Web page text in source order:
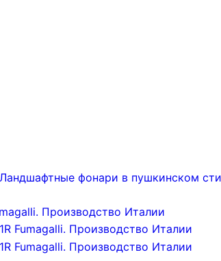
Ландшафтные фонари в пушкинском